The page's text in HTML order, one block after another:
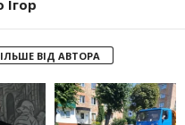
ВІД АВТОРА